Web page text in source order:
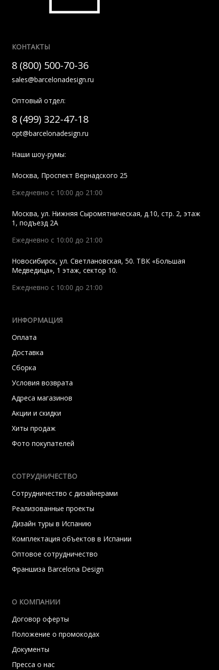
КОНТАКТЫ
8 (800) 500-70-36
sales@barcelonadesign.ru
Оптовый отдел:
8 (499) 322-47-18
opt@barcelonadesign.ru
Наши шоу-румы:
Москва, Проспект Вернадского 25
Ежедневно с 10:00 до 21:00
Москва, ул. Нижняя Сыромятническая, д.10, стр. 2, этаж
1, подъезд 2A
Ежедневно с 10:00 до 21:00
Новосибирск, ул. Светлановская, 50. ТВК «Большая
Медведица», 1 этаж, сектор 10.
Ежедневно с 10:00 до 21:00
ИНФОРМАЦИЯ
Оплата
Доставка
Сборка
Условия возврата
Адреса магазинов
Акции и скидки
Хиты продаж
Фото покупателей
СОТРУДНИЧЕСТВО
Сотрудничество с дизайнерами
Реализованные проекты
Дизайн туры в Испанию
Комплектация объектов в Испании
Оптовое сотрудничество
Франшиза Barcelona Design
О КОМПАНИИ
Договор оферты
Положение о промокодах
Документы
Пресса о нас